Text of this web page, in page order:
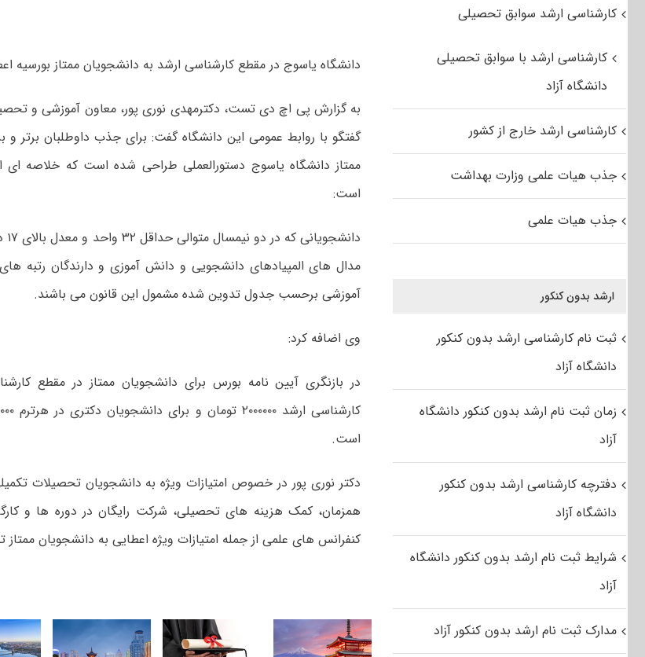
دانشگاه یاسوج در مقطع کارشناسی ارشد به دانشجویان ممتاز بورسیه
به گزارش پی اچ دی تست، دکترمهدی نوری پور، معاون آموزشی و
گفتگو با روابط عمومی این دانشگاه گفت: برای جذب داوطلبان برتر و
ممتاز دانشگاه یاسوج دستورالعملی طراحی شده است که خلاصه ای
است:
مدال های المپیادهای دانشجویی و دانش آموزی و دارندگان رتبه
آموزشی برحسب جدول تدوین شده مشمول این قانون می باشند.
وی اضافه کرد:
است.
دکتر نوری پور در خصوص امتیازات ویژه به دانشجویان تحصیلات
همزمان، کمک هزینه های تحصیلی، شرکت رایگان در دوره ها و
کنفرانس های علمی از جمله امتیازات ویژه اعطایی به دانشجویان
کارشناسی ارشد سوابق تحصیلی
کارشناسی ارشد با سوابق تحصیلی
دانشگاه آزاد
کارشناسی ارشد خارج از کشور
جذب هیات علمی وزارت بهداشت
جذب هیات علمی
ارشد بدون کنکور
ثبت نام کارشناسی ارشد بدون کنکور
دانشگاه آزاد
زمان ثبت نام ارشد بدون کنکور دانشگاه
آزاد
دفترچه کارشناسی ارشد بدون کنکور
دانشگاه آزاد
شرایط ثبت نام ارشد بدون کنکور دانشگاه
آزاد
مدارک ثبت نام ارشد بدون کنکور آزاد